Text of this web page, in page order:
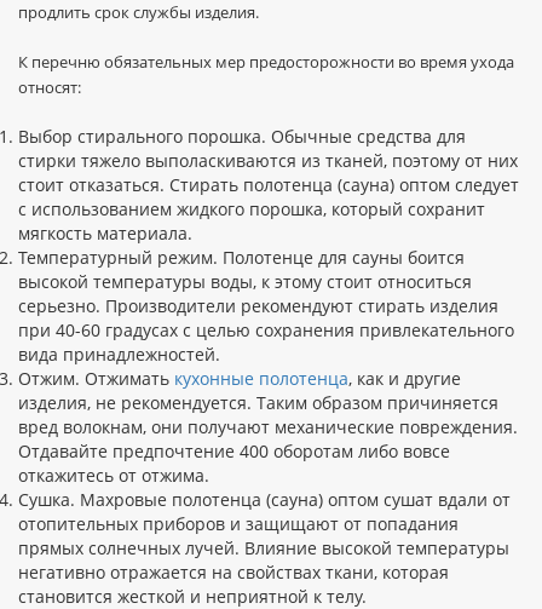
продлить срок службы изделия.
К перечню обязательных мер предосторожности во время ухода
относят:
Выбор стирального порошка. Обычные средства для
стирки тяжело выполаскиваются из тканей, поэтому от них
стоит отказаться. Стирать полотенца (сауна) оптом следует
с использованием жидкого порошка, который сохранит
мягкость материала.
Температурный режим. Полотенце для сауны боится
высокой температуры воды, к этому стоит относиться
серьезно. Производители рекомендуют стирать изделия
при 40-60 градусах с целью сохранения привлекательного
вида принадлежностей.
Отжим. Отжимать кухонные полотенца, как и другие
изделия, не рекомендуется. Таким образом причиняется
вред волокнам, они получают механические повреждения.
Отдавайте предпочтение 400 оборотам либо вовсе
откажитесь от отжима.
Сушка. Махровые полотенца (сауна) оптом сушат вдали от
отопительных приборов и защищают от попадания
прямых солнечных лучей. Влияние высокой температуры
негативно отражается на свойствах ткани, которая
становится жесткой и неприятной к телу.